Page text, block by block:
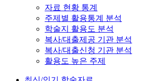
자료 현황 통계
주제별 활용통계 분석
학술지 활용도 분석
복사/대출제공 기관 분석
복사/대출신청 기관 분석
활용도 높은 주제